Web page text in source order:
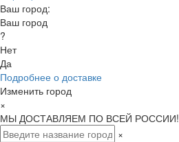
Ваш город:
Ваш город
?
Нет
Да
Подробнее о доставке
Изменить город
×
МЫ ДОСТАВЛЯЕМ ПО ВСЕЙ РОССИИ!
×